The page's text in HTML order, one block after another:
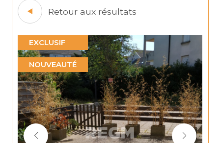
Retour aux résultats
EXCLUSIF
NOUVEAUTÉ